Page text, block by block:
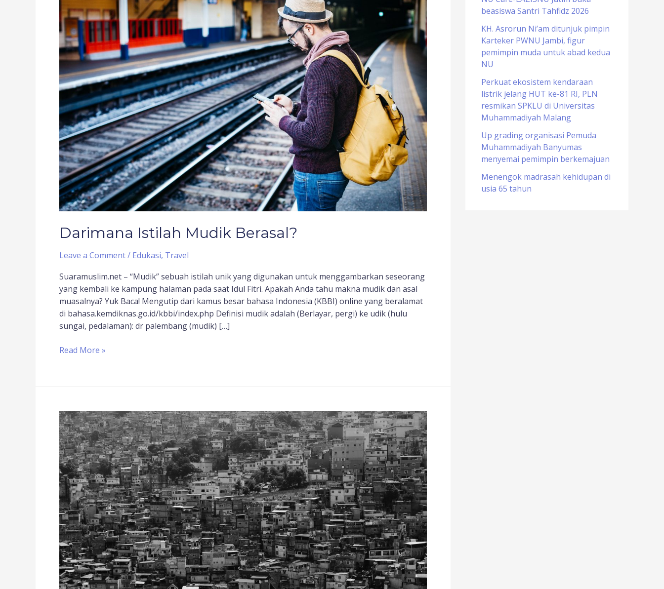
Darimana Istilah Mudik Berasal?
Leave a Comment/ Edukasi, Travel
Suaramuslim.net – “Mudik” sebuah istilah unik yang digunakan untuk menggambarkan seseorang
yang kembali ke kampung halaman pada saat Idul Fitri. Apakah Anda tahu makna mudik dan asal
muasalnya? Yuk Baca! Mengutip dari kamus besar bahasa Indonesia (KBBI) online yang beralamat
di bahasa.kemdiknas.go.id/kbbi/index.php Definisi mudik adalah (Berlayar, pergi) ke udik (hulu
sungai, pedalaman): dr palembang (mudik) […]
Mudik
Berasal?
Read More »
Falsafah
Mudik
o
r
:
beasiswa Santri Tahfidz 2026
KH. Asrorun Ni’am ditunjuk pimpin
Karteker PWNU Jambi, figur
pemimpin muda untuk abad kedua
NU
Perkuat ekosistem kendaraan
listrik jelang HUT ke-81 RI, PLN
resmikan SPKLU di Universitas
Muhammadiyah Malang
Up grading organisasi Pemuda
Muhammadiyah Banyumas
menyemai pemimpin berkemajuan
Menengok madrasah kehidupan di
usia 65 tahun